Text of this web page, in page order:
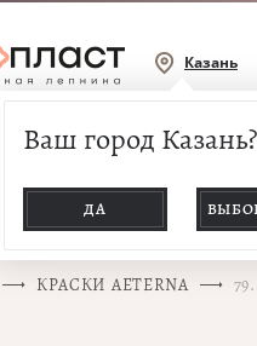
Казань
Ваш город Казань?
ДА
ТОВАРОВ
КРАСКИ AETERNA